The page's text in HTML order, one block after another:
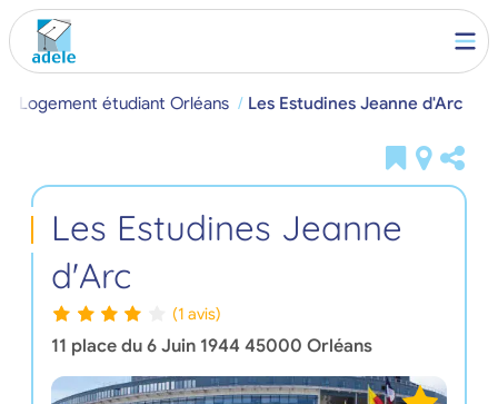
Logement étudiant Orléans Les Estudines Jeanne d'Arc
Les Estudines Jeanne
d'Arc
(1 avis)
11 place du 6 Juin 1944 45000 Orléans